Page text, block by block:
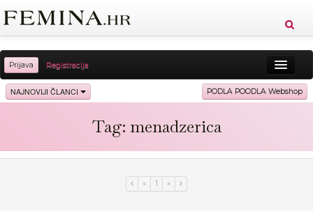
Prijava Registracija
Sreća Zdravlje Vitkost
Ljubav Putovanja
NAJNOVIJI ČLANCI PODLA POODLA Webshop
Tag: menadzerica
« 1 »